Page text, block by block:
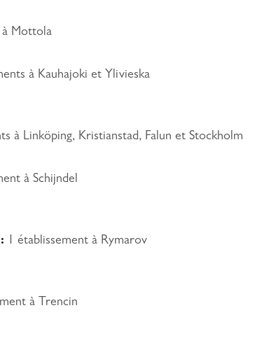
à Mottola
à Kauhajoki et Ylivieska
à Linköping, Kristianstad, Falun et Stockholm
à Schijndel
1 établissement à Rymarov
à Trencin